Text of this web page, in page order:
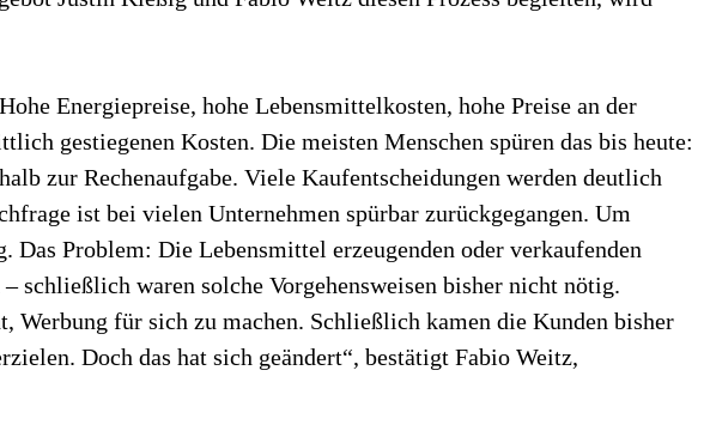
Energiepreise, hohe Lebensmittelkosten, hohe Preise an der
gestiegenen Kosten. Die meisten Menschen spüren das bis heute:
zur Rechenaufgabe. Viele Kaufentscheidungen werden deutlich
ist bei vielen Unternehmen spürbar zurückgegangen. Um
Problem: Die Lebensmittel erzeugenden oder verkaufenden
schließlich waren solche Vorgehensweisen bisher nicht nötig.
Werbung für sich zu machen. Schließlich kamen die Kunden bisher
Doch das hat sich geändert“, bestätigt Fabio Weitz,